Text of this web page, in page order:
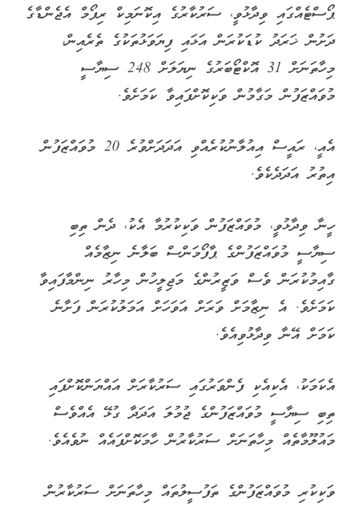
ޕޯސްޓެއްގައި ވިދާޅުވީ، ސަރުކާރުގެ އިކޮނަމިކް ރިފޯމް އެޖެންޑާގެ
ދަށުން ޚަރަދު ކުޑަކުރަން އަޅައި ފިޔަވަޅުތަކުގެ ތެރެއިން،
މިހާތަނަށް 31 އޮކްޓޯބަރުގެ ނިޔަލަށް 248 ސިޔާސީ
މުވައްޒަފުން މަގާމުން ވަކިކޮށްފައިވާ ކަމަށެވެ.
އެއީ، ރައީސް އިއުލާނުކުރެއްވި އަދަދަށްވުރެ 20 މުވައްޒަފުން
އިތުރު އަދަދެކެވެ.
ހީނާ ވިދާޅުވީ، މުވައްޒަފުން ވަކިކުރުމާ އެކު، ދެން ތިބި
ސިޔާސީ މުވައްޒަފުންގެ ޕާފޯމަންސް ބަލާނެ ނިޒާމެއް
ގާއިމުކުރަން ވެސް ވަޒީރުންގެ މަޖިލީހުން މިހާރު ނިންމާފައިވާ
ކަމަށެވެ. އެ ނިޒާމަށް ވަރަށް އަވަހަށް އަމަލުކުރަން ފަށާނެ
ކަމަށް އޭނާ ވިދާޅުވިއެވެ.
އެކަމަކު، އެކިއެކި ފެންވަރުގައި ސަރުކާރަށް އައްޔަންކޮށްފައި
ތިބި ސިޔާސީ މުވައްޒަފުންގެ ޖުމުލަ އަދަދާ ގުޅޭ އެއްވެސް
މައުލޫމާތެއް މިހާތަނަށް ސަރުކާރުން ހާމަކޮށްފައެއް ނުވެއެވެ.
ވަކިކުރި މުވައްޒަފުންގެ ތަފުސީލުތައް މިހާތަނަށް ސަރުކާރުން